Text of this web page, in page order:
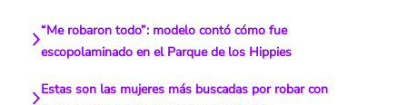
“Me robaron todo”: modelo contó cómo fue
escopolaminado en el Parque de los Hippies
Estas son las mujeres más buscadas por robar con